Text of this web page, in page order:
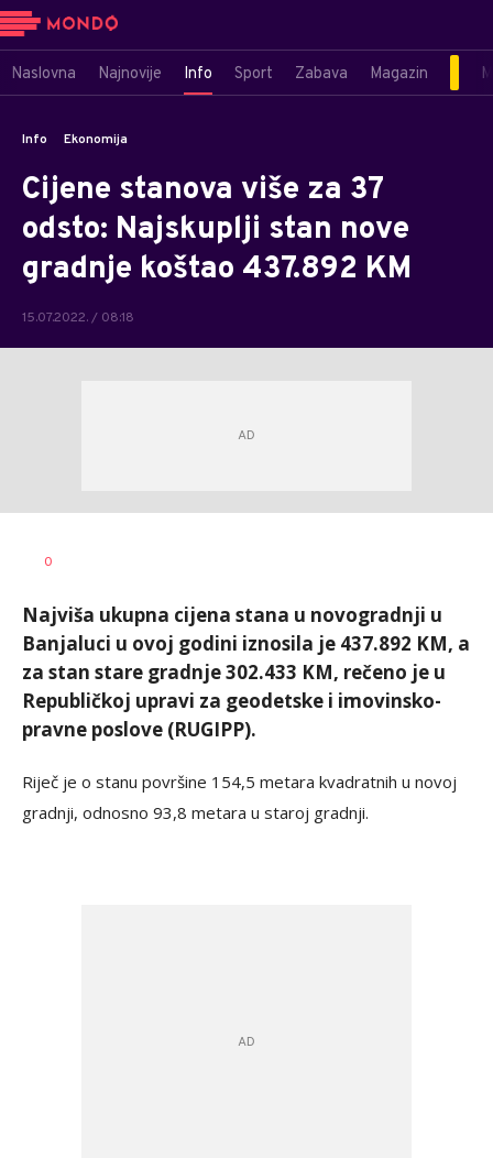
Naslovna Najnovije Info Sport Zabava Magazin
Info Ekonomija
Cijene stanova više za 37
odsto: Najskuplji stan nove
gradnje koštao 437.892 KM
15.07.2022. / 08:18
AUTOR
0
Najviša ukupna cijena stana u novogradnji u
Banjaluci u ovoj godini iznosila je 437.892 KM, a
za stan stare gradnje 302.433 KM, rečeno je u
Republičkoj upravi za geodetske i imovinsko-
pravne poslove (RUGIPP).
Riječ je o stanu površine 154,5 metara kvadratnih u novoj
gradnji, odnosno 93,8 metara u staroj gradnji.